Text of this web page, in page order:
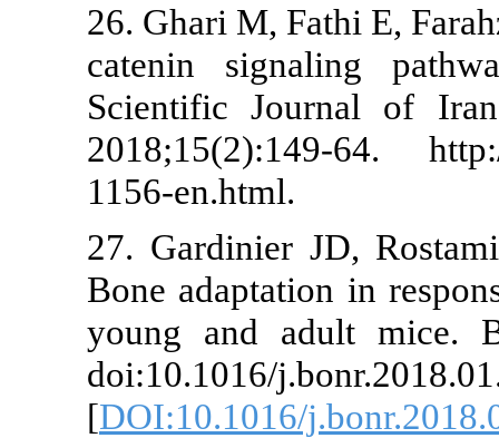
26. Ghari M,
catenin
Scientific
1156-en.html.
27.
Bone
young and
doi:10.1016/
[